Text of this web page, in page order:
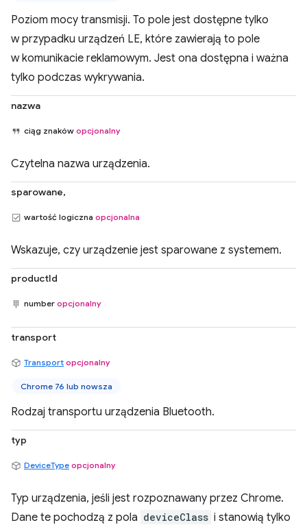
Poziom mocy transmisji. To pole jest dostępne tylko
w przypadku urządzeń LE, które zawierają to pole
w komunikacie reklamowym. Jest ona dostępna i ważna
tylko podczas wykrywania.
nazwa
ciąg znaków opcjonalny
Czytelna nazwa urządzenia.
sparowane,
wartość logiczna opcjonalna
Wskazuje, czy urządzenie jest sparowane z systemem.
productId
number opcjonalny
transport
Transport opcjonalny
Chrome 76 lub nowsza
Rodzaj transportu urządzenia Bluetooth.
typ
DeviceType opcjonalny
Typ urządzenia, jeśli jest rozpoznawany przez Chrome.
Dane te pochodzą z pola deviceClass i stanowią tylko